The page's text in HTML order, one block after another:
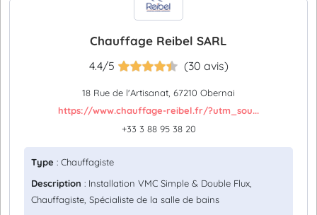
Chauffage Reibel SARL
4.4/5 (30 avis)
18 Rue de l'Artisanat, 67210 Obernai
https://www.chauffage-reibel.fr/?utm_sou...
+33 3 88 95 38 20
Type : Chauffagiste
Description : Installation VMC Simple & Double Flux,
Chauffagiste, Spécialiste de la salle de bains